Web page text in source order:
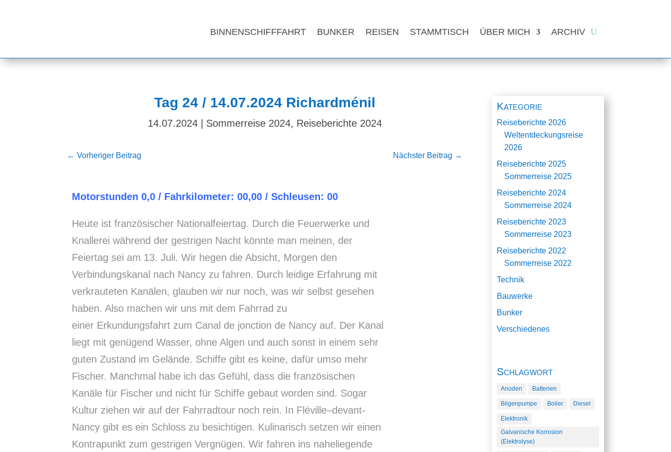
BINNENSCHIFFFAHRT BUNKER REISEN STAMMTISCH ÜBER MICH ARCHIV
Tag 24 / 14.07.2024 Richardménil
14.07.2024| Sommerreise 2024, Reiseberichte 2024
←Vorheriger Beitrag Nächster Beitrag →
Motorstunden 0,0 / Fahrkilometer: 00,00 / Schleusen: 00
Heute ist französischer Nationalfeiertag. Durch die Feuerwerke und
Knallerei während der gestrigen Nacht könnte man meinen, der
Feiertag sei am 13. Juli. Wir hegen die Absicht, Morgen den
Verbindungskanal nach Nancy zu fahren. Durch leidige Erfahrung mit
verkrauteten Kanälen, glauben wir nur noch, was wir selbst gesehen
haben. Also machen wir uns mit dem Fahrrad zu
einer Erkundungsfahrt zum Canal de jonction de Nancy auf. Der Kanal
liegt mit genügend Wasser, ohne Algen und auch sonst in einem sehr
guten Zustand im Gelände. Schiffe gibt es keine, dafür umso mehr
Fischer. Manchmal habe ich das Gefühl, dass die französischen
Kanäle für Fischer und nicht für Schiffe gebaut worden sind. Sogar
Kultur ziehen wir auf der Fahrradtour noch rein. In Fléville–devant-
Nancy gibt es ein Schloss zu besichtigen. Kulinarisch setzen wir einen
Kontrapunkt zum gestrigen Vergnügen. Wir fahren ins naheliegende
Kategorie
Reiseberichte 2026
Weltentdeckungsreise
2026
Reiseberichte 2025
Sommerreise 2025
Reiseberichte 2024
Sommerreise 2024
Reiseberichte 2023
Sommerreise 2023
Reiseberichte 2022
Sommerreise 2022
Technik
Bauwerke
Bunker
Verschiedenes
Schlagwort
Anoden Batterien
Bilgenpumpe Boiler Diesel
Elektronik
Galvanische Korrosion
(Elektrolyse)